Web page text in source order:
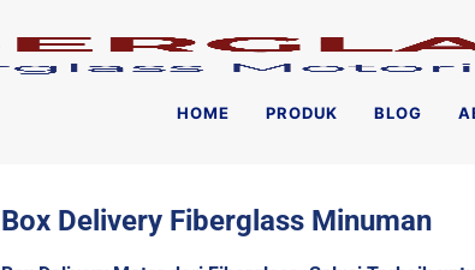
HOME PRODUK BLOG
Box Delivery Fiberglass Minuman